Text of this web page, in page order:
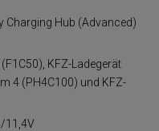
Charging Hub (Advanced)
(F1C50), KFZ-Ladegerät
4 (PH4C100) und KFZ-
11,4V